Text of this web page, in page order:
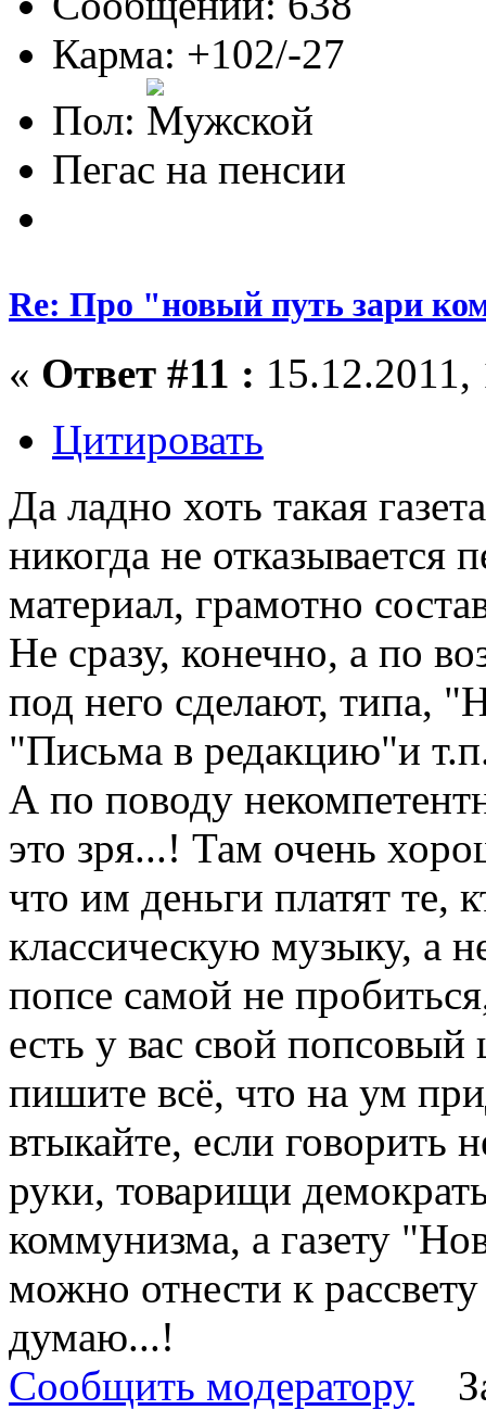
Карма: +102/-27
Пол:
Пегас на пенсии
Re: Про "новый путь зари
« Ответ #11 :
Цитировать
Да ладно хоть такая
никогда не отказывается
материал, грамотно
Не сразу, конечно, а по
под него сделают, типа,
"Письма в редакцию"и
А по поводу
это зря...! Там очень
что им деньги платят те,
классическую музыку, а
попсе самой не
есть у вас свой
пишите всё, что на ум
втыкайте, если говорить
руки, товарищи
коммунизма, а газету
можно отнести к
думаю...!
Сообщить модератору